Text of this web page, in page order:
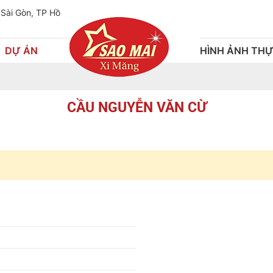
Gòn, TP Hồ
DỰ ÁN HÌNH ẢNH
CẦU NGUYỄN VĂN CỪ